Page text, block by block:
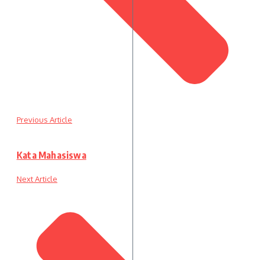
Previous Article
Kata Mahasiswa
Next Article